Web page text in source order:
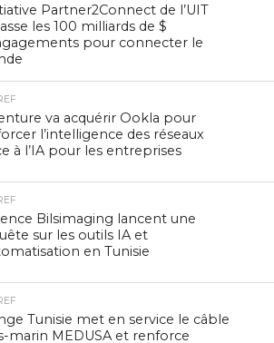
Partner2Connect de l’UIT
les 100 milliards de $
pour connecter le
va acquérir Ookla pour
l’intelligence des réseaux
à l’IA pour les entreprises
Bilsimaging lancent une
sur les outils IA et
en Tunisie
Tunisie met en service le câble
marin MEDUSA et renforce